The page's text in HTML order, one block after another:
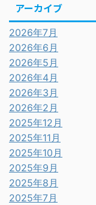
アーカイブ
2026年7月
2026年6月
2026年5月
2026年4月
2026年3月
2026年2月
2025年12月
2025年11月
2025年10月
2025年9月
2025年8月
2025年7月